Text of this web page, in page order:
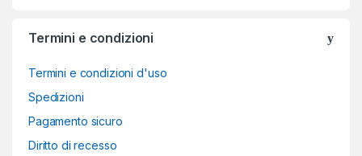
Termini e condizioni
Termini e condizioni d'uso
Spedizioni
Pagamento sicuro
Diritto di recesso